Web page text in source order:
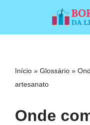
conteúdo
Início » Glossário »
artesanato
Onde